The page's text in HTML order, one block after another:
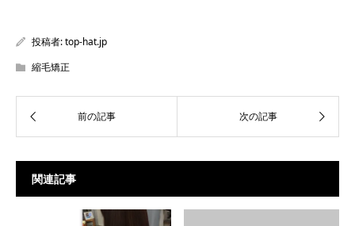
ン
ド
ま
投稿者:top-hat.jp
縮毛矯正
関連記事